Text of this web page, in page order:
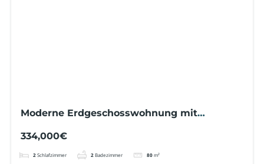
Moderne Erdgeschosswohnung mit
Punta Prima
334,000€
2 Schlafzimmer 2 Badezimmer 80 m²